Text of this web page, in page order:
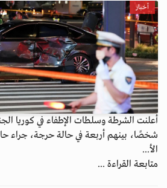
أخبار
شخصًا، بينهم أربعة في حالة حرجة،
الأ...
متابعة القراءة ...